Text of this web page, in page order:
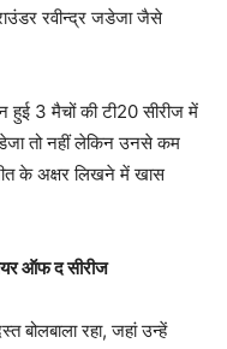
रवीन्द्र जडेजा जैसे
हुई 3 मैचों की टी20 सीरीज में
तो नहीं लेकिन उनसे कम
के अक्षर लिखने में खास
ऑफ द सीरीज
बोलबाला रहा, जहां उन्हें